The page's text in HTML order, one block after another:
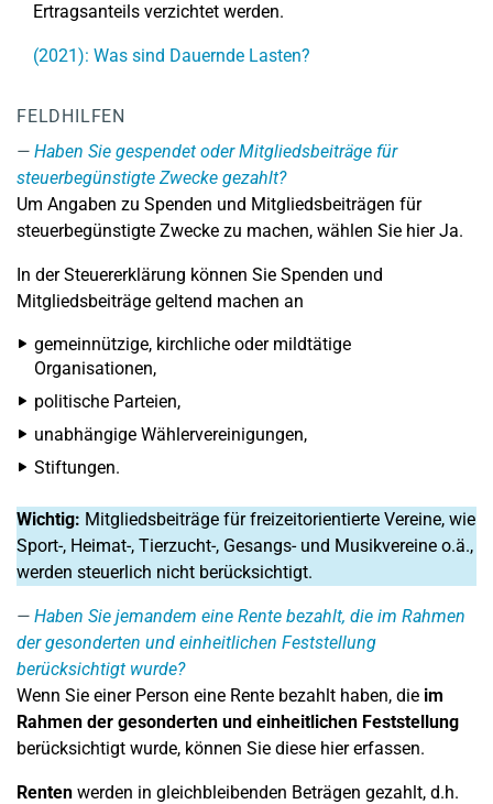
Ertragsanteils verzichtet werden.
(2021): Was sind Dauernde Lasten?
FELDHILFEN
Haben Sie gespendet oder Mitgliedsbeiträge für
steuerbegünstigte Zwecke gezahlt?
Um Angaben zu Spenden und Mitgliedsbeiträgen für
steuerbegünstigte Zwecke zu machen, wählen Sie hier Ja.
In der Steuererklärung können Sie Spenden und
Mitgliedsbeiträge geltend machen an
gemeinnützige, kirchliche oder mildtätige
Organisationen,
politische Parteien,
unabhängige Wählervereinigungen,
Stiftungen.
Wichtig: Mitgliedsbeiträge für freizeitorientierte Vereine, wie
Sport-, Heimat-, Tierzucht-, Gesangs- und Musikvereine o.ä.,
werden steuerlich nicht berücksichtigt.
Haben Sie jemandem eine Rente bezahlt, die im Rahmen
der gesonderten und einheitlichen Feststellung
berücksichtigt wurde?
Wenn Sie einer Person eine Rente bezahlt haben, die im
Rahmen der gesonderten und einheitlichen Feststellung
berücksichtigt wurde, können Sie diese hier erfassen.
Renten werden in gleichbleibenden Beträgen gezahlt, d.h.